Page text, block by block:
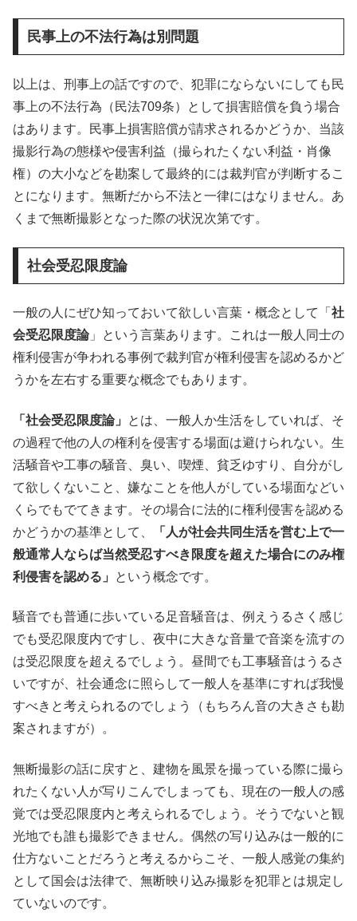
民事上の不法行為は別問題
以上は、刑事上の話ですので、犯罪にならないにしても民
事上の不法行為（民法709条）として損害賠償を負う場合
はあります。民事上損害賠償が請求されるかどうか、当該
撮影行為の態様や侵害利益（撮られたくない利益・肖像
権）の大小などを勘案して最終的には裁判官が判断するこ
とになります。無断だから不法と一律にはなりません。あ
くまで無断撮影となった際の状況次第です。
社会受忍限度論
一般の人にぜひ知っておいて欲しい言葉・概念として「 社
会受忍限度論」という言葉あります。これは一般人同士の
権利侵害が争われる事例で裁判官が権利侵害を認めるかど
うかを左右する重要な概念でもあります。
「社会受忍限度論」
とは、一般人か生活をしていれば、そ
の過程で他の人の権利を侵害する場面は避けられない。生
活騒音や工事の騒音、臭い、喫煙、貧乏ゆすり、自分がし
て欲しくないこと、嫌なことを他人がしている場面などい
くらでもでてきます。その場合に法的に権利侵害を認める
かどうかの基準として、
「人が社会共同生活を営む上で一
般通常人ならば当然受忍すべき限度を超えた場合にのみ権
利侵害を認める」
という概念です。
騒音でも普通に歩いている足音騒音は、例えうるさく感じ
でも受忍限度内ですし、夜中に大きな音量で音楽を流すの
は受忍限度を超えるでしょう。昼間でも工事騒音はうるさ
いですが、社会通念に照らして一般人を基準にすれば我慢
すべきと考えられるのでしょう（もちろん音の大きさも勘
案されますが）。
無断撮影の話に戻すと、建物を風景を撮っている際に撮ら
れたくない人が写りこんでしまっても、現在の一般人の感
覚では受忍限度内と考えられるでしょう。そうでないと観
光地でも誰も撮影できません。偶然の写り込みは一般的に
仕方ないことだろうと考えるからこそ、一般人感覚の集約
として国会は法律で、無断映り込み撮影を犯罪とは規定し
ていないのです。